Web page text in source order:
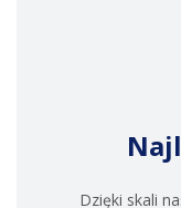
Dzięki skali